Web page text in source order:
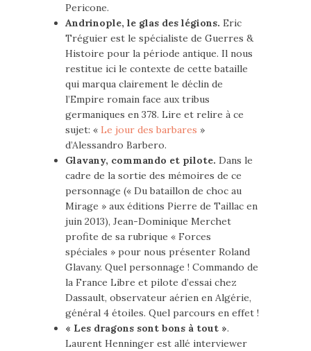
Pericone.
Andrinople, le glas des légions. Eric
Tréguier est le spécialiste de Guerres &
Histoire pour la période antique. Il nous
restitue ici le contexte de cette bataille
qui marqua clairement le déclin de
l’Empire romain face aux tribus
germaniques en 378. Lire et relire à ce
sujet: « Le jour des barbares »
d’Alessandro Barbero.
Glavany, commando et pilote. Dans le
cadre de la sortie des mémoires de ce
personnage (« Du bataillon de choc au
Mirage » aux éditions Pierre de Taillac en
juin 2013), Jean-Dominique Merchet
profite de sa rubrique « Forces
spéciales » pour nous présenter Roland
Glavany. Quel personnage ! Commando de
la France Libre et pilote d’essai chez
Dassault, observateur aérien en Algérie,
général 4 étoiles. Quel parcours en effet !
« Les dragons sont bons à tout ».
Laurent Henninger est allé interviewer